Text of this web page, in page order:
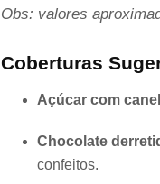
Obs: valores
Coberturas
Açúcar com
Chocolate
confeitos.